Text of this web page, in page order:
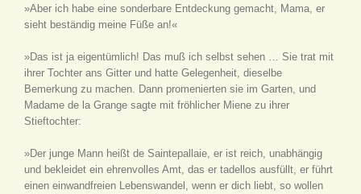
»Aber ich habe eine sonderbare Entdeckung gemacht, Mama, er
sieht beständig meine Füße an!«
»Das ist ja eigentümlich! Das muß ich selbst sehen … Sie trat mit
ihrer Tochter ans Gitter und hatte Gelegenheit, dieselbe
Bemerkung zu machen. Dann promenierten sie im Garten, und
Madame de la Grange sagte mit fröhlicher Miene zu ihrer
Stieftochter:
»Der junge Mann heißt de Saintepallaie, er ist reich, unabhängig
und bekleidet ein ehrenvolles Amt, das er tadellos ausfüllt, er führt
einen einwandfreien Lebenswandel, wenn er dich liebt, so wollen